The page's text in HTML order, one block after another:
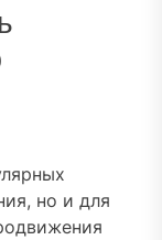
но и для